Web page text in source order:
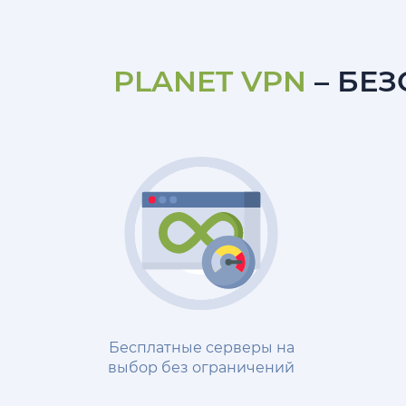
PLANET VPN –
Бесплатные серверы на
выбор без ограничений